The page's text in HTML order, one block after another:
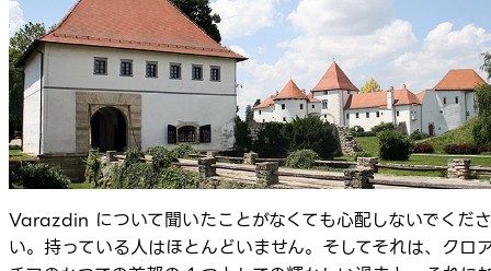
Varazdin について聞いたことがなくても心配しないでくださ
い。持っている人はほとんどいません。そしてそれは、クロ